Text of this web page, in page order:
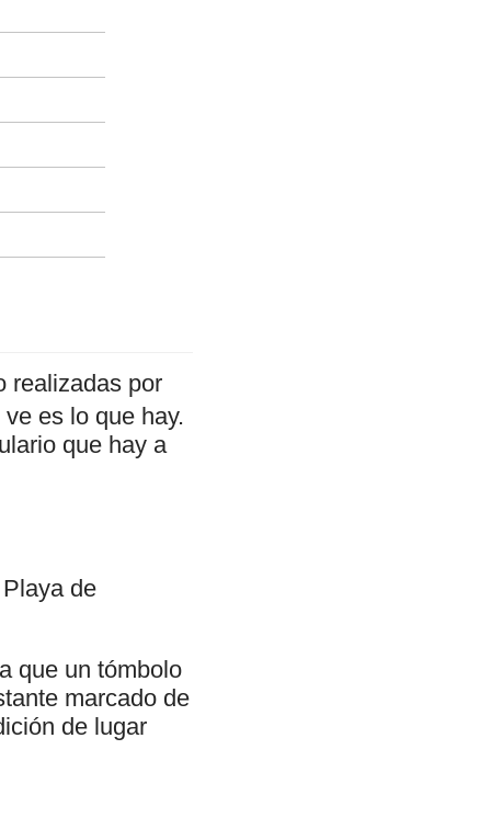
realizadas por
es lo que hay.
que hay a
de
que un tómbolo
marcado de
de lugar